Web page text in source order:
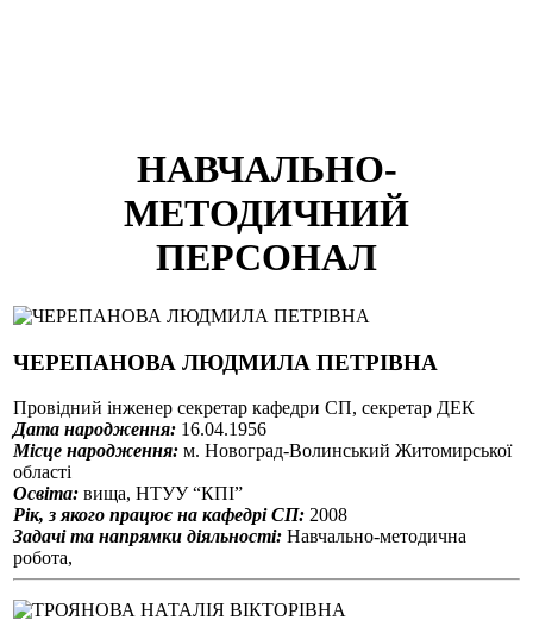
НАВЧАЛЬНО-
МЕТОДИЧНИЙ
ПЕРСОНАЛ
ЧЕРЕПАНОВА ЛЮДМИЛА ПЕТРІВНА
Провідний інженер cекретар кафедри СП, секретар ДЕК
Дата народження: 16.04.1956
Місце народження: м. Новоград-Волинський Житомирської
області
Освіта: вища, НТУУ “КПІ”
Рік, з якого працює на кафедрі СП: 2008
Задачі та напрямки діяльності: Навчально-методична
робота,